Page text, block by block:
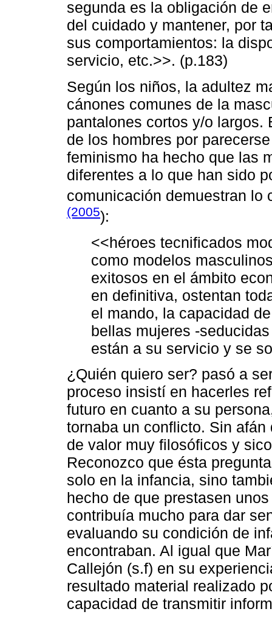
segunda es la obligación de
del cuidado y mantener, por
sus comportamientos: la
servicio, etc.>>. (p.183)
Según los niños, la adultez
cánones comunes de la
pantalones cortos y/o largos.
de los hombres por
feminismo ha hecho que las
diferentes a lo que han sido
comunicación demuestran
(2005):
<<héroes tecnificados
como modelos
exitosos en el ámbito
en definitiva, ostentan
el mando, la capacidad
bellas mujeres -
están a su servicio y se
¿Quién quiero ser? pasó a
proceso insistí en hacerles
futuro en cuanto a su
tornaba un conflicto. Sin
de valor muy filosóficos y
Reconozco que ésta
solo en la infancia, sino
hecho de que prestasen
contribuía mucho para dar
evaluando su condición de
encontraban. Al igual que
Callejón (s.f) en su
resultado material realizado
capacidad de transmitir